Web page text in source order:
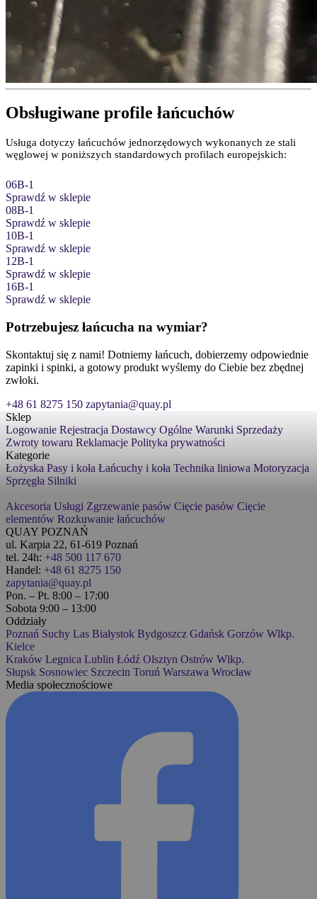
Obsługiwane profile łańcuchów
Usługa dotyczy łańcuchów jednorzędowych wykonanych ze stali
węglowej w poniższych standardowych profilach europejskich:
06B-1
Sprawdź w sklepie
08B-1
Sprawdź w sklepie
10B-1
Sprawdź w sklepie
12B-1
Sprawdź w sklepie
16B-1
Sprawdź w sklepie
Potrzebujesz łańcucha na wymiar?
Skontaktuj się z nami! Dotniemy łańcuch, dobierzemy odpowiednie
zapinki i spinki, a gotowy produkt wyślemy do Ciebie bez zbędnej
zwłoki.
+48 61 8275 150 zapytania@quay.pl
Sklep
Logowanie Rejestracja Dostawcy Ogólne Warunki Sprzedaży
Zwroty towaru Reklamacje Polityka prywatności
Kategorie
Łożyska Pasy i koła Łańcuchy i koła Technika liniowa Motoryzacja
Sprzęgła Silniki
Akcesoria Usługi Zgrzewanie pasów Cięcie pasów Cięcie
elementów Rozkuwanie łańcuchów
QUAY POZNAŃ
ul. Karpia 22, 61-619 Poznań
tel. 24h: +48 500 117 670
Handel: +48 61 8275 150
zapytania@quay.pl
Pon. – Pt. 8:00 – 17:00
Sobota 9:00 – 13:00
Oddziały
Poznań Suchy Las Białystok Bydgoszcz Gdańsk Gorzów Wlkp.
Kielce
Kraków Legnica Lublin Łódź Olsztyn Ostrów Wlkp.
Słupsk Sosnowiec Szczecin Toruń Warszawa Wrocław
Media społecznościowe